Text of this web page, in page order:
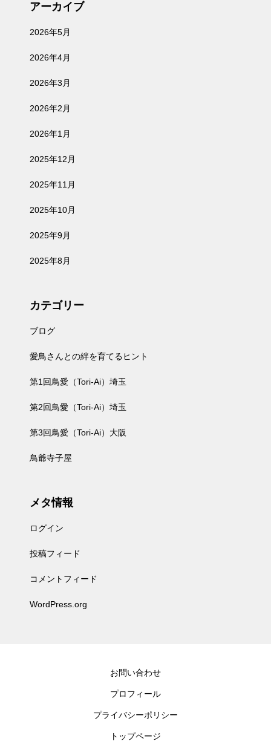
アーカイブ
2026年5月
2026年4月
2026年3月
2026年2月
2026年1月
2025年12月
2025年11月
2025年10月
2025年9月
2025年8月
カテゴリー
ブログ
愛鳥さんとの絆を育てるヒント
第1回鳥愛（Tori-Ai）埼玉
第2回鳥愛（Tori-Ai）埼玉
第3回鳥愛（Tori-Ai）大阪
鳥爺寺子屋
メタ情報
ログイン
投稿フィード
コメントフィード
WordPress.org
お問い合わせ
プロフィール
プライバシーポリシー
トップページ